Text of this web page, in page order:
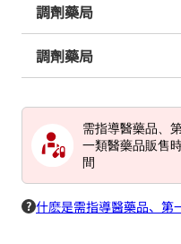
調劑藥局
調劑藥局
需指導醫藥品、
一類醫藥品販售
間
什麽是需指導醫藥品、第